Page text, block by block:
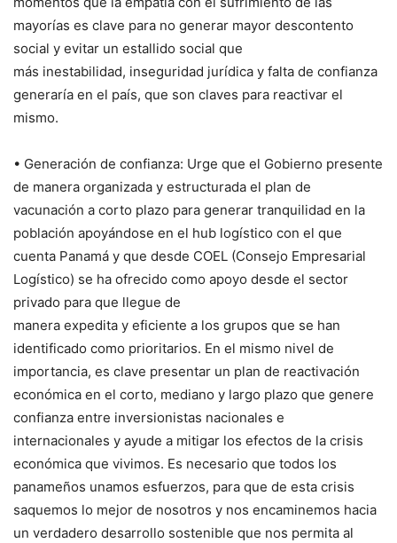
mayorías es clave para no generar mayor descontento
social y evitar un estallido social que
más inestabilidad, inseguridad jurídica y falta de confianza
generaría en el país, que son claves para reactivar el
mismo.
• Generación de confianza: Urge que el Gobierno presente
de manera organizada y estructurada el plan de
vacunación a corto plazo para generar tranquilidad en la
población apoyándose en el hub logístico con el que
cuenta Panamá y que desde COEL (Consejo Empresarial
Logístico) se ha ofrecido como apoyo desde el sector
privado para que llegue de
manera expedita y eficiente a los grupos que se han
identificado como prioritarios. En el mismo nivel de
importancia, es clave presentar un plan de reactivación
económica en el corto, mediano y largo plazo que genere
confianza entre inversionistas nacionales e
internacionales y ayude a mitigar los efectos de la crisis
económica que vivimos. Es necesario que todos los
panameños unamos esfuerzos, para que de esta crisis
saquemos lo mejor de nosotros y nos encaminemos hacia
un verdadero desarrollo sostenible que nos permita al